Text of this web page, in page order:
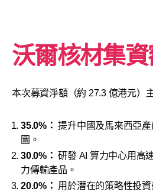
沃爾核材集
本次募資淨額（約 27.3 億港元）
35.0%： 提升中國及馬來西亞
圖。
30.0%： 研發 AI 算力中心用高
力傳輸產品。
20.0%： 用於潛在的策略性投資